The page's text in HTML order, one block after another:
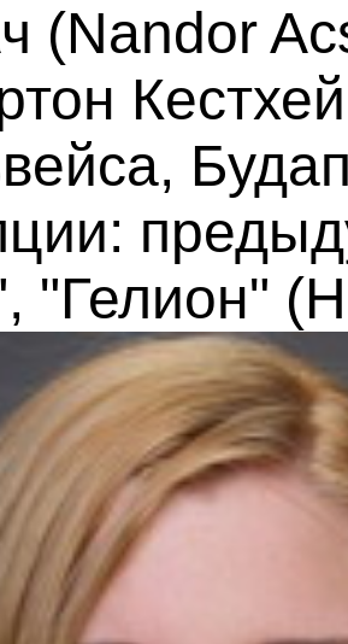
(Nandor
"Гелион"